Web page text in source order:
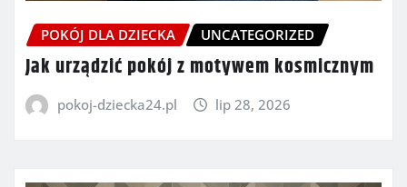
POKÓJ DLA DZIECKA UNCATEGORIZED
Jak urządzić pokój z motywem kosmicznym
pokoj-dziecka24.pl lip 28, 2026